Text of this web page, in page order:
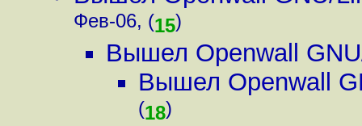
Фев-06, (15)
Вышел Openwall
Вышел Openwall
(18)